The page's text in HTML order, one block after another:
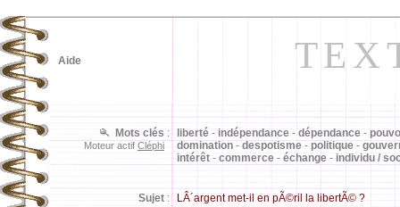
liberté - indépendance - dépendance -
domination - despotisme - politique -
intérêt - commerce - échange - individu /
Mots clés :
Moteur actif Cléphi
Sujet : LÂ´argent met-il en pÃ©ril la libertÃ© ?
Aide